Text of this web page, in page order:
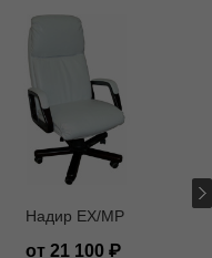
Надир EX/MP
от 21 100